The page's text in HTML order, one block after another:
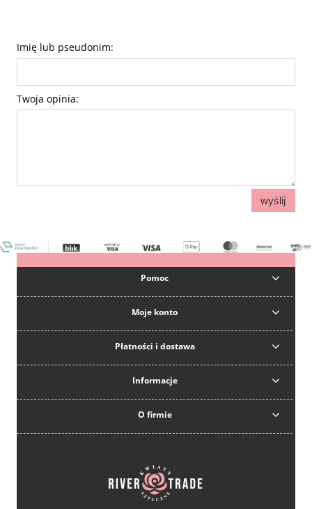
Imię lub pseudonim:
Twoja opinia:
wyślij
Pomoc
Moje konto
Płatności i dostawa
Informacje
O firmie